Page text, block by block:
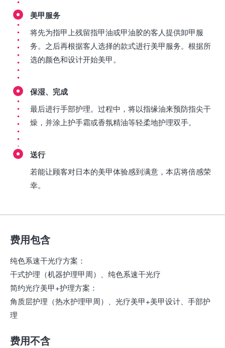
美甲服务
将先为指甲上残留指甲油或甲油胶的客人提供卸甲服
务。之后再根据客人选择的款式进行美甲服务。根据所
选的颜色和设计开始美甲。
保湿、完成
最后进行手部护理。过程中，将以指缘油来预防指尖干
燥，并涂上护手霜或香氛精油等轻柔地护理双手。
送行
若能让顾客对日本的美甲体验感到满意，本店将倍感荣
幸。
费用包含
纯色系速干光疗方案：
干式护理（机器护理甲周）、纯色系速干光疗
简约光疗美甲+护理方案：
角质层护理（热水护理甲周）、光疗美甲+美甲设计、手部护
理
费用不含